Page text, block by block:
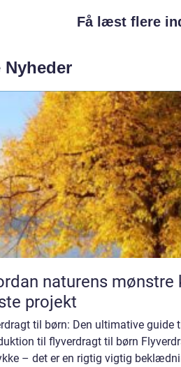
Få læst flere
Nyheder
naturens mønstre
projekt
til børn: Den ultimative guide
til flyverdragt til børn
– det er en rigtig vigtig